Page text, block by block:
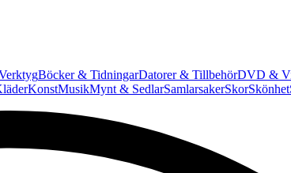
Böcker & TidningarDatorer & TillbehörDVD &
KonstMusikMynt & SedlarSamlarsakerSkorSkönhet